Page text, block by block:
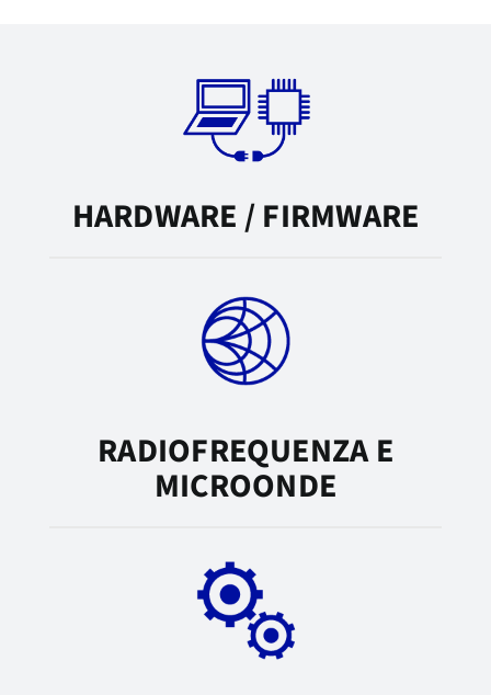
HARDWARE / FIRMWARE
RADIOFREQUENZA E
MICROONDE